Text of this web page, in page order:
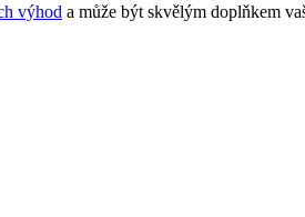
výhod a může být skvělým doplňkem